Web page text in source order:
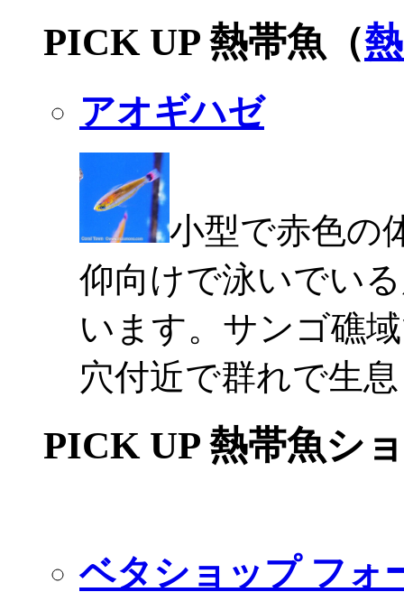
PICK UP 熱帯魚（
アオギハゼ
小型で赤色の
仰向けで泳いでい
います。サンゴ礁
穴付近で群れで生
PICK UP 熱帯魚シ
ベタショップ フォ